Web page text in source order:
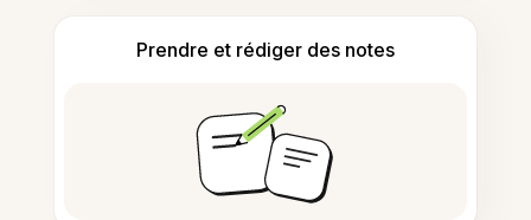
Prendre et rédiger des notes